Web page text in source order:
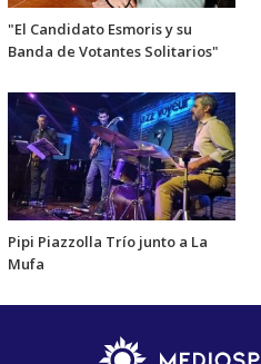
"El Candidato Esmoris y su
Banda de Votantes Solitarios"
Pipi Piazzolla Trío junto a La
Mufa